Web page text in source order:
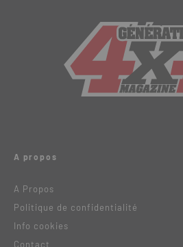
A propos
A Propos
Politique de confidentialité
Info cookies
Contact